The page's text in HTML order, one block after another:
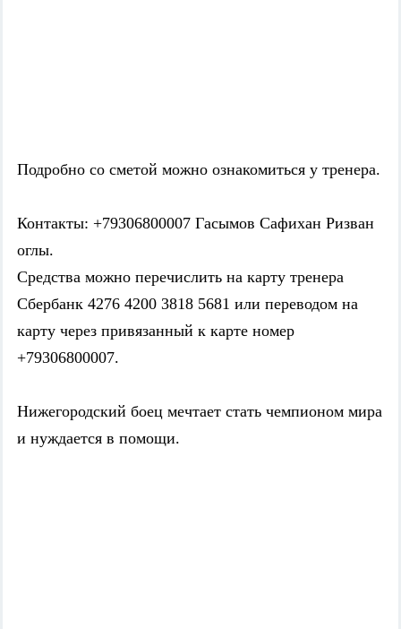
Подробно со сметой можно ознакомиться у тренера.
Контакты: +79306800007 Гасымов Сафихан Ризван
оглы.
Средства можно перечислить на карту тренера
Сбербанк 4276 4200 3818 5681 или переводом на
карту через привязанный к карте номер
+79306800007.
Нижегородский боец мечтает стать чемпионом мира
и нуждается в помощи.